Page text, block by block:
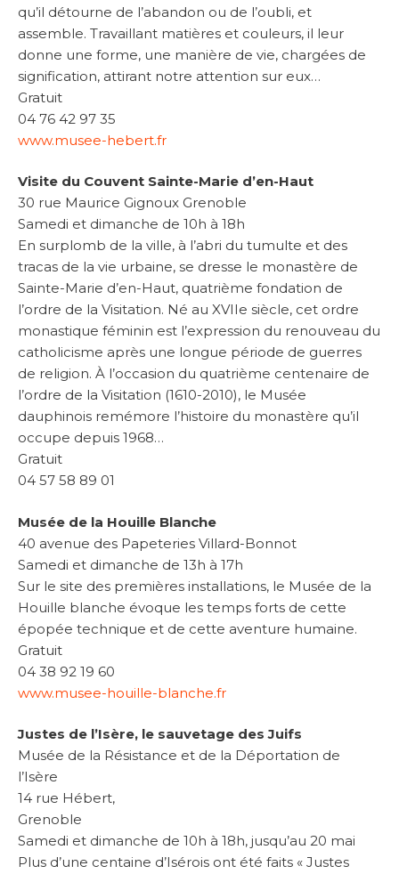
qu’il détourne de l’abandon ou de l’oubli, et
assemble. Travaillant matières et couleurs, il leur
donne une forme, une manière de vie, chargées de
signification, attirant notre attention sur eux…
Gratuit
04 76 42 97 35
www.musee-hebert.fr
Visite du Couvent Sainte-Marie d’en-Haut
30 rue Maurice Gignoux Grenoble
Samedi et dimanche de 10h à 18h
En surplomb de la ville, à l’abri du tumulte et des
tracas de la vie urbaine, se dresse le monastère de
Sainte-Marie d’en-Haut, quatrième fondation de
l’ordre de la Visitation. Né au XVIIe siècle, cet ordre
monastique féminin est l’expression du renouveau du
catholicisme après une longue période de guerres
de religion. À l’occasion du quatrième centenaire de
l’ordre de la Visitation (1610-2010), le Musée
dauphinois remémore l’histoire du monastère qu’il
occupe depuis 1968…
Gratuit
04 57 58 89 01
Musée de la Houille Blanche
40 avenue des Papeteries Villard-Bonnot
Samedi et dimanche de 13h à 17h
Sur le site des premières installations, le Musée de la
Houille blanche évoque les temps forts de cette
épopée technique et de cette aventure humaine.
Gratuit
04 38 92 19 60
www.musee-houille-blanche.fr
Justes de l’Isère, le sauvetage des Juifs
Musée de la Résistance et de la Déportation de
l’Isère
14 rue Hébert,
Grenoble
Samedi et dimanche de 10h à 18h, jusqu’au 20 mai
Plus d’une centaine d’Isérois ont été faits « Justes